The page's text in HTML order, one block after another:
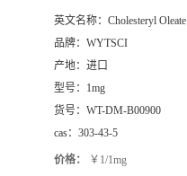
英文名称： Cholesteryl Oleate
品牌： WYTSCI
产地： 进口
型号： 1mg
货号： WT-DM-B00900
cas： 303-43-5
价格： ￥1/1mg